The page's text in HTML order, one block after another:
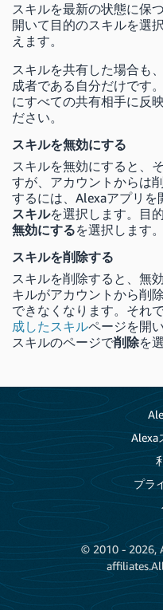
スキルを最新の状態に保つ
開いて目的のスキルを選択
えます。
スキルを共有した場合も
成者である自分だけです
にすべての共有相手に反
ださい。
スキルを無効にする
スキルを無効にすると、
すが、アカウントからは
するには、Alexaアプリを
スキルを選択します。目
無効にするを選択します。
スキルを削除する
スキルを削除すると、無
キルがアカウントから削
できなくなります。それ
成したスキルページを開
スキルのページで削除を
Alexa
プラ
© 2010 - 2026,